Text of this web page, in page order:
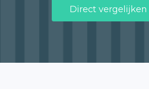
Direct vergelijken